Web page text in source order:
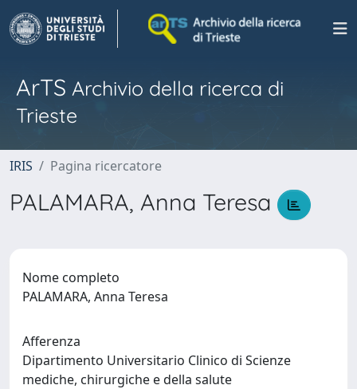
ArTS Archivio della ricerca di
Trieste
IRIS Pagina ricercatore
PALAMARA, Anna Teresa
Nome completo
PALAMARA, Anna Teresa
Afferenza
Dipartimento Universitario Clinico di Scienze
mediche, chirurgiche e della salute